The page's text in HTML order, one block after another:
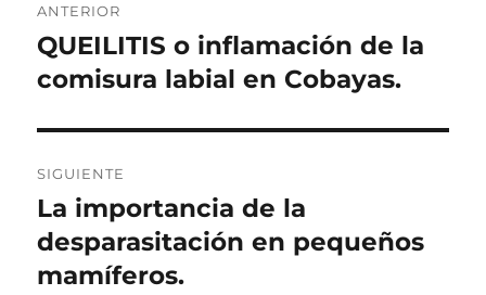
de
entradas
ANTERIOR
Entrada
anterior:
QUEILITIS o inflamación de la
comisura labial en Cobayas.
SIGUIENTE
Entrada
siguiente:
La importancia de la
desparasitación en pequeños
mamíferos.